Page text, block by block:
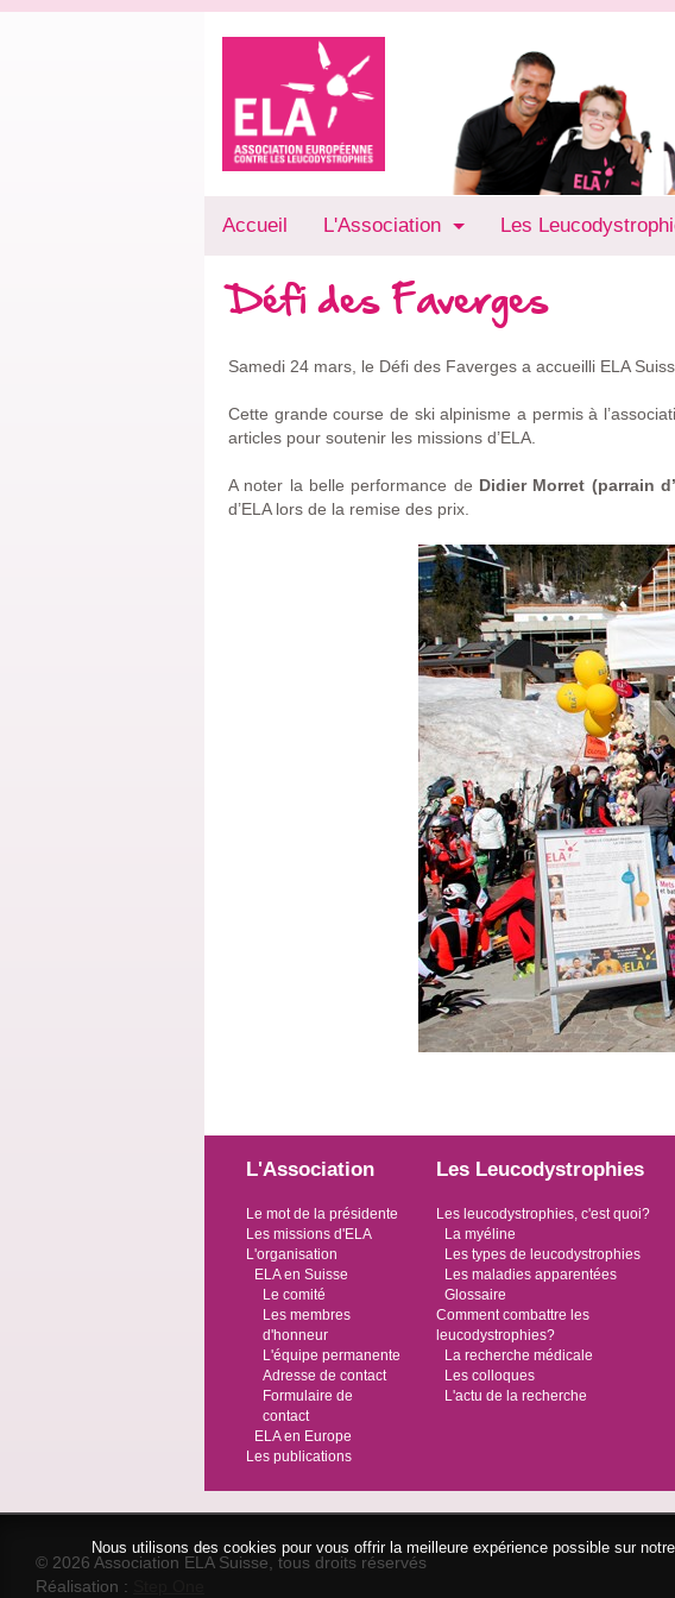
Accueil L'Association Les
Défi des Faverges
Samedi 24 mars, le Défi des Faverges a accueilli ELA
Cette grande course de ski alpinisme a permis à
articles pour soutenir les missions d’ELA.
A noter la belle performance de Didier Morret (parrain
d’ELA lors de la remise des prix.
L'Association
Le mot de la présidente
Les missions d'ELA
L'organisation
ELA en Suisse
Le comité
Les membres
d'honneur
L'équipe permanente
Adresse de contact
Formulaire de
contact
ELA en Europe
Les publications
Les Leucodystrophies
Les leucodystrophies, c'est quoi?
La myéline
Les types de leucodystrophies
Les maladies apparentées
Glossaire
Comment combattre les
leucodystrophies?
La recherche médicale
Les colloques
L'actu de la recherche
© 2026 Association ELA Suisse, tous droits réservés
Réalisation :
Nous utilisons des cookies pour vous offrir la meilleure expérience possible sur